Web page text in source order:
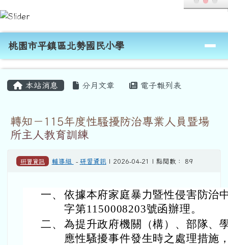
跳至主內容區
桃園市平鎮區北勢國民小學
導覽列
桃園市平鎮區北勢國民小學
本站消息 分月文章 電子報列表
轉知－115年度性騷擾防治專業人員暨場
所主人教育訓練
研習資訊 輔導組 - 研習資訊| 2026-04-21 | 點閱數： 89
一、 依據本府家庭暴力暨性侵害防治
字第1150008203號函辦理。
二、 為提升政府機關（構）、部隊、
應性騷擾事件發生時之處理措施